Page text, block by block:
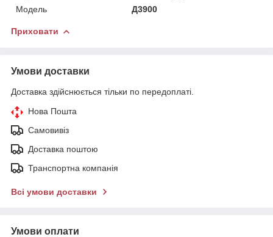
Модель
Д3900
Приховати
Умови доставки
Доставка здійснюється тільки по передоплаті.
Нова Пошта
Самовивіз
Доставка поштою
Транспортна компанія
Всі умови доставки
Умови оплати